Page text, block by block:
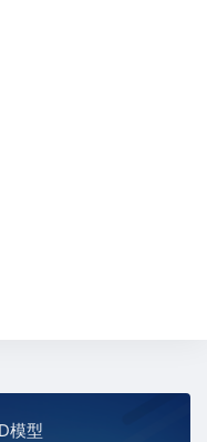
模型